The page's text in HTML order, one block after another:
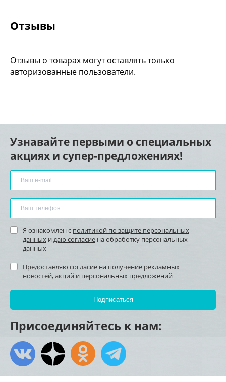
Отзывы
Отзывы о товарах могут оставлять только
авторизованные пользователи.
Узнавайте первыми о специальных
акциях и супер-предложениях!
Я ознакомлен с политикой по защите персональных
данных и даю согласие на обработку персональных
данных
Предоставляю согласие на получение рекламных
новостей, акций и персональных предложений
Присоединяйтесь к нам: